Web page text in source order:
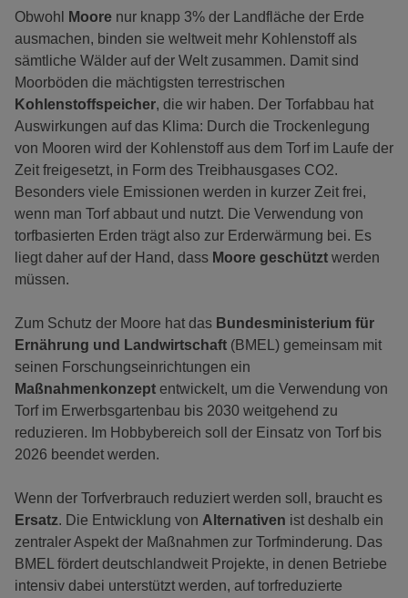
Obwohl Moore nur knapp 3% der Landfläche der Erde
ausmachen, binden sie weltweit mehr Kohlenstoff als
sämtliche Wälder auf der Welt zusammen. Damit sind
Moorböden die mächtigsten terrestrischen
Kohlenstoffspeicher, die wir haben. Der Torfabbau hat
Auswirkungen auf das Klima: Durch die Trockenlegung
von Mooren wird der Kohlenstoff aus dem Torf im Laufe der
Zeit freigesetzt, in Form des Treibhausgases CO2.
Besonders viele Emissionen werden in kurzer Zeit frei,
wenn man Torf abbaut und nutzt. Die Verwendung von
torfbasierten Erden trägt also zur Erderwärmung bei. Es
liegt daher auf der Hand, dass Moore geschützt werden
müssen.
Zum Schutz der Moore hat das Bundesministerium für
Ernährung und Landwirtschaft (BMEL) gemeinsam mit
seinen Forschungseinrichtungen ein
Maßnahmenkonzept entwickelt, um die Verwendung von
Torf im Erwerbsgartenbau bis 2030 weitgehend zu
reduzieren. Im Hobbybereich soll der Einsatz von Torf bis
2026 beendet werden.
Wenn der Torfverbrauch reduziert werden soll, braucht es
Ersatz. Die Entwicklung von Alternativen ist deshalb ein
zentraler Aspekt der Maßnahmen zur Torfminderung. Das
BMEL fördert deutschlandweit Projekte, in denen Betriebe
intensiv dabei unterstützt werden, auf torfreduzierte